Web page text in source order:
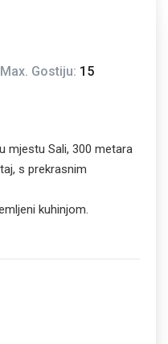
Gostiju: 15
mjestu Sali, 300 metara
s prekrasnim
kuhinjom.